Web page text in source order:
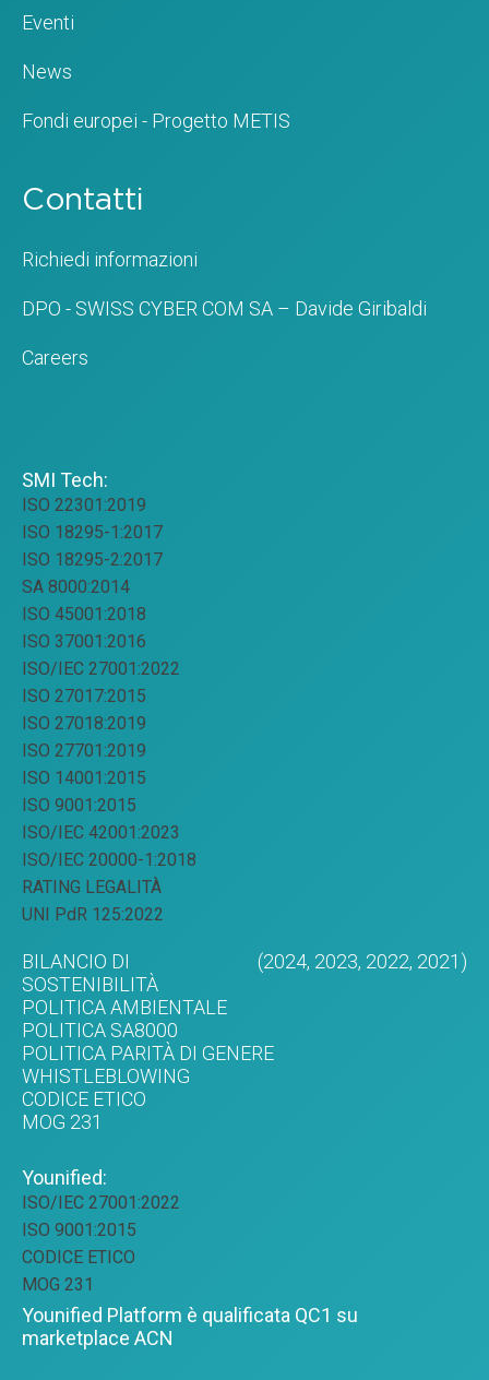
Eventi
News
Fondi europei - Progetto METIS
Contatti
Richiedi informazioni
DPO - SWISS CYBER COM SA – Davide Giribaldi
Careers
SMI Tech:
ISO 22301:2019
ISO 18295-1:2017
ISO 18295-2:2017
SA 8000:2014
ISO 45001:2018
ISO 37001:2016
ISO/IEC 27001:2022
ISO 27017:2015
ISO 27018:2019
ISO 27701:2019
ISO 14001:2015
ISO 9001:2015
ISO/IEC 42001:2023
ISO/IEC 20000-1:2018
RATING LEGALITÀ
UNI PdR 125:2022
BILANCIO DI
SOSTENIBILITÀ
(2024, 2023, 2022, 2021)
POLITICA AMBIENTALE
POLITICA SA8000
POLITICA PARITÀ DI GENERE
WHISTLEBLOWING
CODICE ETICO
MOG 231
Younified:
ISO/IEC 27001:2022
ISO 9001:2015
CODICE ETICO
MOG 231
Younified Platform è qualificata QC1 su
marketplace ACN